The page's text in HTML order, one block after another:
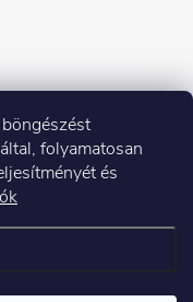
folyamatosan
és
jog fenntartva.